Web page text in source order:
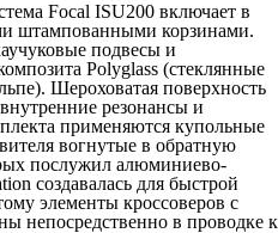
Focal ISU200 включает в
штампованными корзинами.
подвесы и
Polyglass (стеклянные
Шероховатая поверхность
резонансы и
применяются купольные
вогнутые в обратную
послужил алюминиево-
создавалась для быстрой
элементы кроссоверов с
непосредственно в проводке к